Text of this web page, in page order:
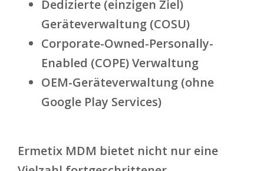
Dedizierte (einzigen Ziel)
Geräteverwaltung (COSU)
Corporate-Owned-Personally-
Enabled (COPE) Verwaltung
OEM-Geräteverwaltung (ohne
Google Play Services)
Ermetix MDM bietet nicht nur eine